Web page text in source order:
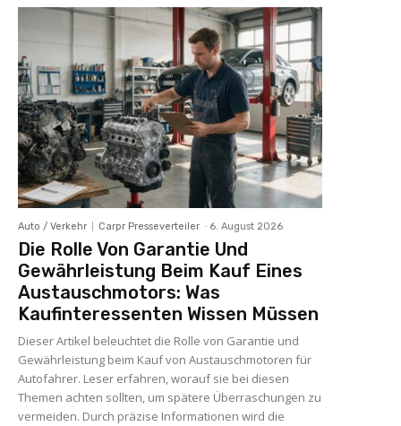
Auto / Verkehr Carpr Presseverteiler - 6. August 2026
Die Rolle Von Garantie Und
Gewährleistung Beim Kauf Eines
Austauschmotors: Was
Kaufinteressenten Wissen Müssen
Dieser Artikel beleuchtet die Rolle von Garantie und
Gewährleistung beim Kauf von Austauschmotoren für
Autofahrer. Leser erfahren, worauf sie bei diesen
Themen achten sollten, um spätere Überraschungen zu
vermeiden. Durch präzise Informationen wird die